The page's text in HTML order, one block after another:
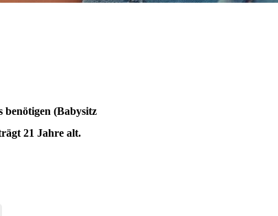
(Babysitz
21 Jahre alt.